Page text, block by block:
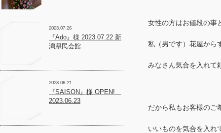
女性の方はお値段の事
私（男です）花屋から
みなさん気合を入れて
だから私もお客様のご
いいものを気合を入れ
2023.07.26
『Ado』様 2023.07.22 新
潟県民会館
2023.06.21
『SAISON』様 OPEN!
2023.06.23